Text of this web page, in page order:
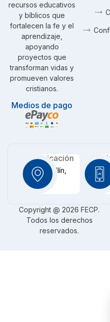
recursos educativos
y bíblicos que
fortalecen la fe y el
aprendizaje,
apoyando
proyectos que
transforman vidas y
promueven valores
cristianos.
Medios de pago
Ubicación
Medellín,
CO
+57
Copyright @ 2026 FECP.
Todos los derechos
reservados.